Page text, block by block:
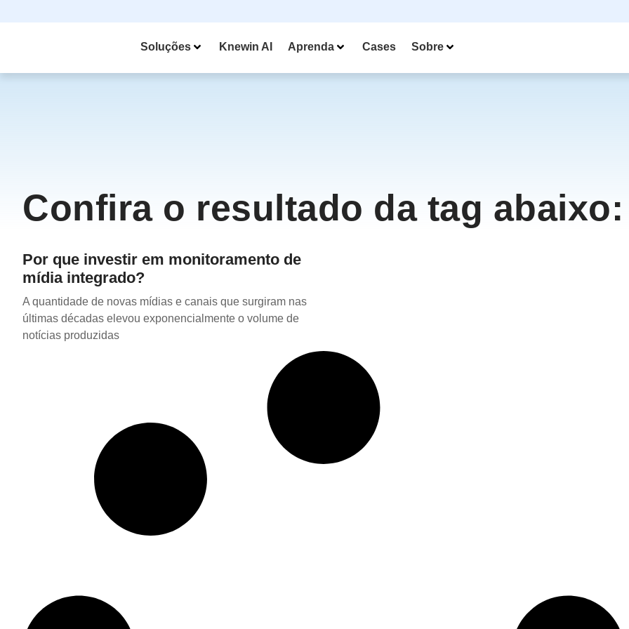
Soluções Knewin AI Aprenda Cases Sobre
Confira o resultado da tag abaixo:
Por que investir em monitoramento de
mídia integrado?
A quantidade de novas mídias e canais que surgiram nas
últimas décadas elevou exponencialmente o volume de
notícias produzidas